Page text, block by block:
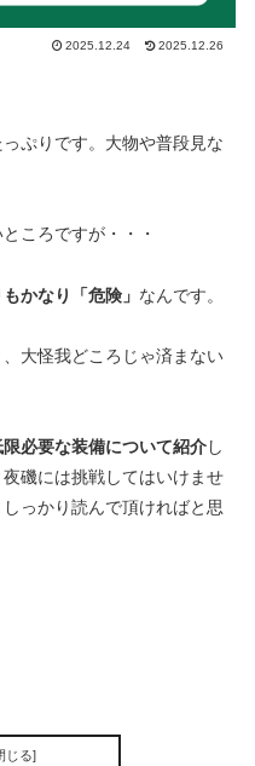
2025.12.24 2025.12.26
ぷりです。大物や普段見な
ころですが・・・
かなり「危険」 なんです。
大怪我どころじゃ済まない
限必要な装備について紹介し
磯には挑戦してはいけませ
っかり読んで頂ければと思